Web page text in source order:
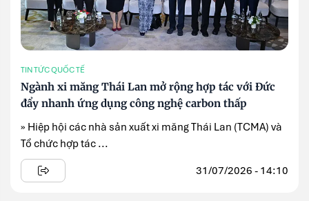
TIN TỨC QUỐC TẾ
Ngành xi măng Thái Lan mở rộng hợp tác với Đức
đẩy nhanh ứng dụng công nghệ carbon thấp
» Hiệp hội các nhà sản xuất xi măng Thái Lan (TCMA) và
Tổ chức hợp tác ...
31/07/2026 - 14:10